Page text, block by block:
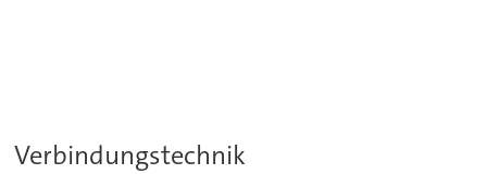
Verbindungstechnik